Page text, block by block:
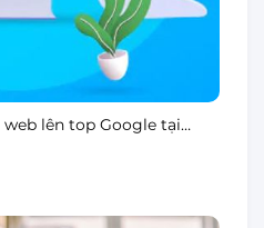
lên top Google tại…